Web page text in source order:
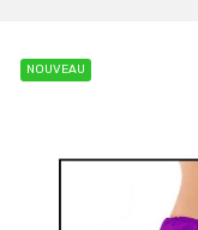
NOUVEAU